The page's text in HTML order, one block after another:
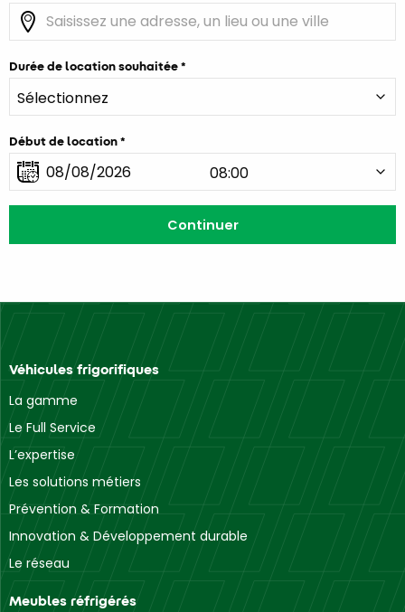
Durée de location souhaitée
Début de location
Véhicules frigorifiques
La gamme
Le Full Service
L’expertise
Les solutions métiers
Prévention & Formation
Innovation & Développement durable
Le réseau
Meubles réfrigérés